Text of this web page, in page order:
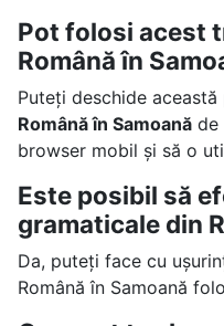
Pot folosi acest
Română în
Puteți deschide această
Română în Samoanăde
browser mobil și să o
Este posibil să
gramaticale din
Da, puteți face cu
Română în Samoană